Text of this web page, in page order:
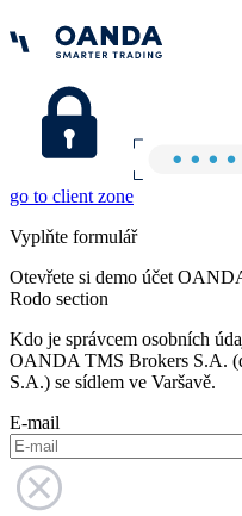
go to client zone
Vyplňte formulář
Otevřete si demo účet
Rodo section
Kdo je správcem osobních
OANDA TMS Brokers S.A.
S.A.) se sídlem ve Varšavě.
E-mail